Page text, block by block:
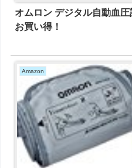
オムロン デジタル自動血
お買い得！
Amazon